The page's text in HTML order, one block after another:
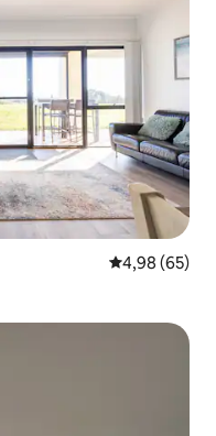
4,98 av 5 i
4,98 (65)